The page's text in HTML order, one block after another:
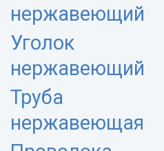
нержавеющий
Уголок
нержавеющий
Труба
нержавеющая